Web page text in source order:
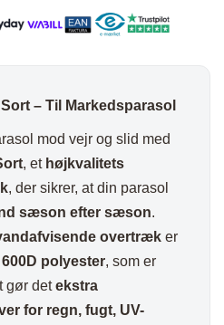
– Til Markedsparasol
mod vejr og slid med
, et højkvalitets
, der sikrer, at din parasol
sæson efter sæson.
overtræk er
600D polyester, som er
gør detekstra
for regn, fugt, UV-